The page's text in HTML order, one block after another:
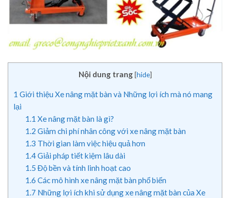
Nội dung trang [hide]
1 Giới thiệu Xe nâng mặt bàn và Những lợi ích mà nó mang
lại
1.1 Xe nâng mặt bàn là gì?
1.2 Giảm chi phí nhân công với xe nâng mặt bàn
1.3 Thời gian làm việc hiệu quả hơn
1.4Giải pháp tiết kiệm lâu dài
1.5 Độ bền và tính linh hoạt cao
1.6 Các mô hình xe nâng mặt bàn phổ biến
1.7 Những lợi ích khi sử dụng xe nâng mặt bàn của Xe